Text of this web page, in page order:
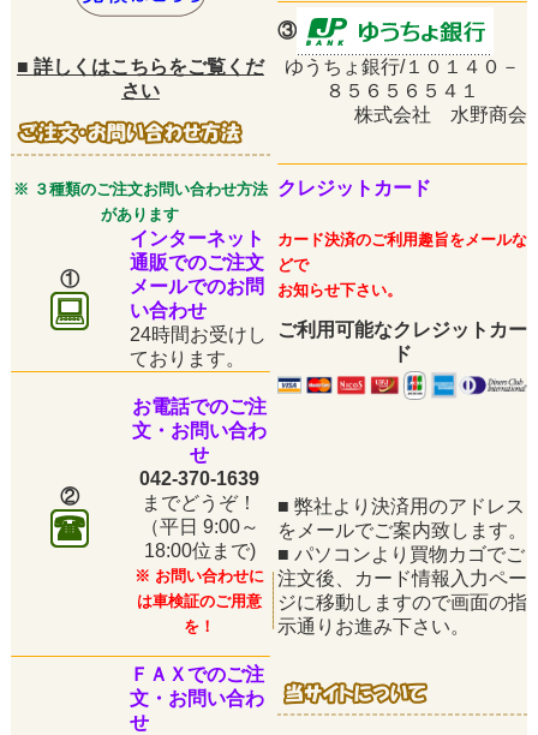
③
■ 詳しくはこちらをご覧くだ
さい
ゆうちょ銀行/１０１４０－
８５６５６５４１
株式会社 水野商会
※ ３種類のご注文お問い合わせ方法
があります
クレジットカード
①
インターネット
通販でのご注文
メールでのお問
い合わせ
24時間お受けし
ております。
カード決済のご利用趣旨をメールな
どで
お知らせ下さい。
ご利用可能なクレジットカー
ド
②
お電話でのご注
文・お問い合わ
せ
042-370-1639
までどうぞ！
（平日 9:00～
18:00位まで)
※ お問い合わせに
は車検証のご用意
を！
■ 弊社より決済用のアドレス
をメールでご案内致します。
■ パソコンより買物カゴでご
注文後、カード情報入力ペー
ジに移動しますので画面の指
示通りお進み下さい。
ＦＡＸでのご注
文・お問い合わ
せ